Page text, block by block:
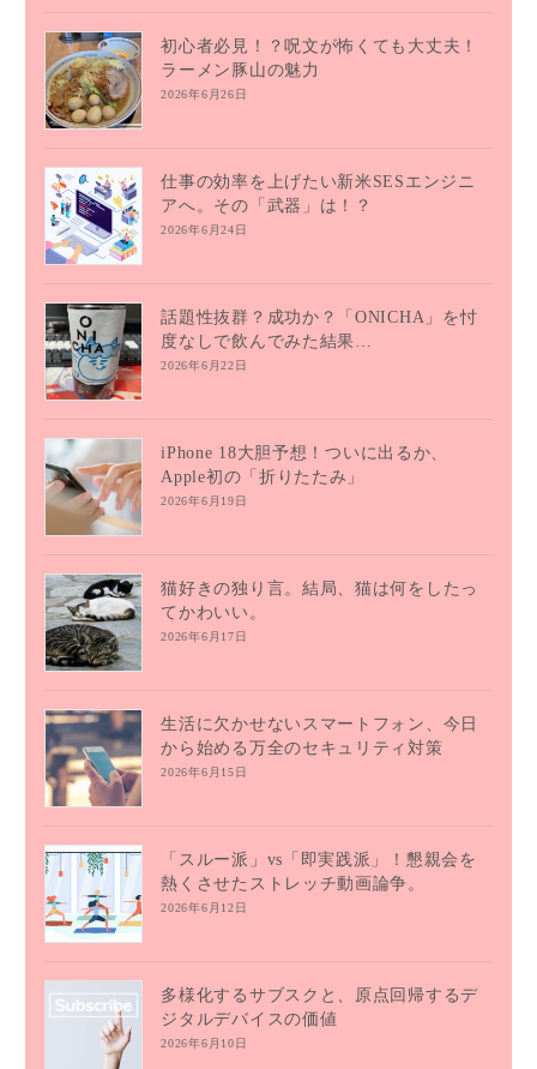
初心者必見！？呪文が怖くても大丈夫！
ラーメン豚山の魅力
2026年6月26日
仕事の効率を上げたい新米SESエンジニ
アへ。その「武器」は！？
2026年6月24日
話題性抜群？成功か？「ONICHA」を忖
度なしで飲んでみた結果…
2026年6月22日
iPhone 18大胆予想！ついに出るか、
Apple初の「折りたたみ」
2026年6月19日
猫好きの独り言。結局、猫は何をしたっ
てかわいい。
2026年6月17日
生活に欠かせないスマートフォン、今日
から始める万全のセキュリティ対策
2026年6月15日
「スルー派」vs「即実践派」！懇親会を
熱くさせたストレッチ動画論争。
2026年6月12日
多様化するサブスクと、原点回帰するデ
ジタルデバイスの価値
2026年6月10日